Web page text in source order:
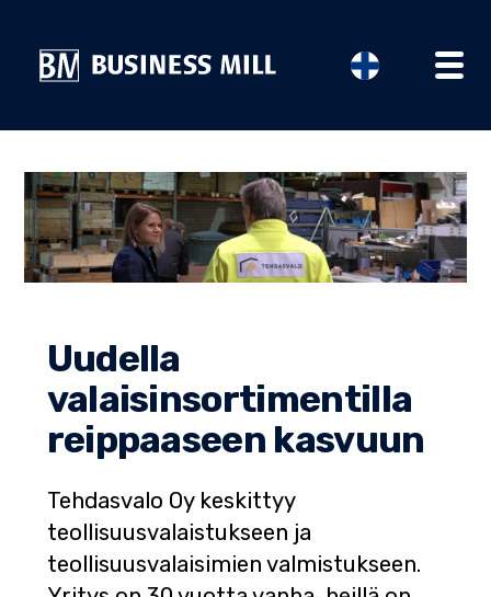
ETUSIVU
PALVELUMME
AJANKOHTAISTA
Uudella
valaisinsortimentilla
reippaaseen kasvuun
Tehdasvalo Oy keskittyy
teollisuusvalaistukseen ja
teollisuusvalaisimien valmistukseen.